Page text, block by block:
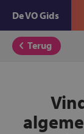
De VO Gids
Terug